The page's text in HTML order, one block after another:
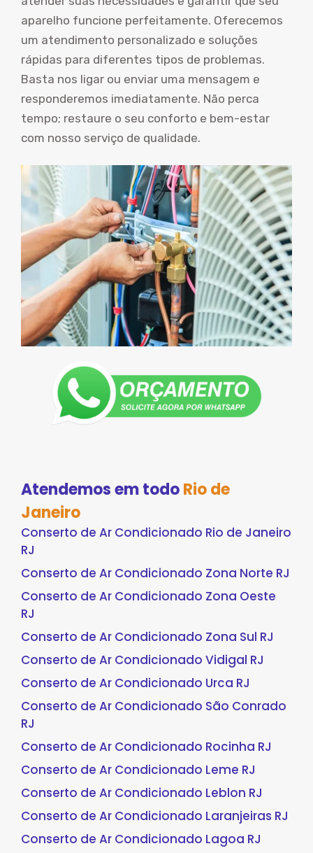
aparelho funcione perfeitamente. Oferecemos
um atendimento personalizado e soluções
rápidas para diferentes tipos de problemas.
Basta nos ligar ou enviar uma mensagem e
responderemos imediatamente. Não perca
tempo; restaure o seu conforto e bem-estar
com nosso serviço de qualidade.
Atendemos em todoRio de
Janeiro
Conserto de Ar Condicionado Rio de Janeiro
RJ
Conserto de Ar Condicionado Zona Norte RJ
Conserto de Ar Condicionado Zona Oeste
RJ
Conserto de Ar Condicionado Zona Sul RJ
Conserto de Ar Condicionado Vidigal RJ
Conserto de Ar Condicionado Urca RJ
Conserto de Ar Condicionado São Conrado
RJ
Conserto de Ar Condicionado Rocinha RJ
Conserto de Ar Condicionado Leme RJ
Conserto de Ar Condicionado Leblon RJ
Conserto de Ar Condicionado Laranjeiras RJ
Conserto de Ar Condicionado Lagoa RJ